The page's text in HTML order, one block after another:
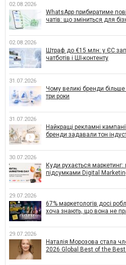
02.08.2026
WhatsApp прибиратиме
чатів: що зміниться для
02.08.2026
Штраф до €15 млн: у ЄС
чатботів і ШІ-контенту
31.07.2026
Чому великі бренди
три роки
31.07.2026
Найкращі рекламні
бренди задавали тон
30.07.2026
Куди рухається маркетинг:
підсумками Digital
29.07.2026
67% маркетологів досі
хоча знають, що вона не
29.07.2026
Наталія Морозова стала
2026 Global Best of the